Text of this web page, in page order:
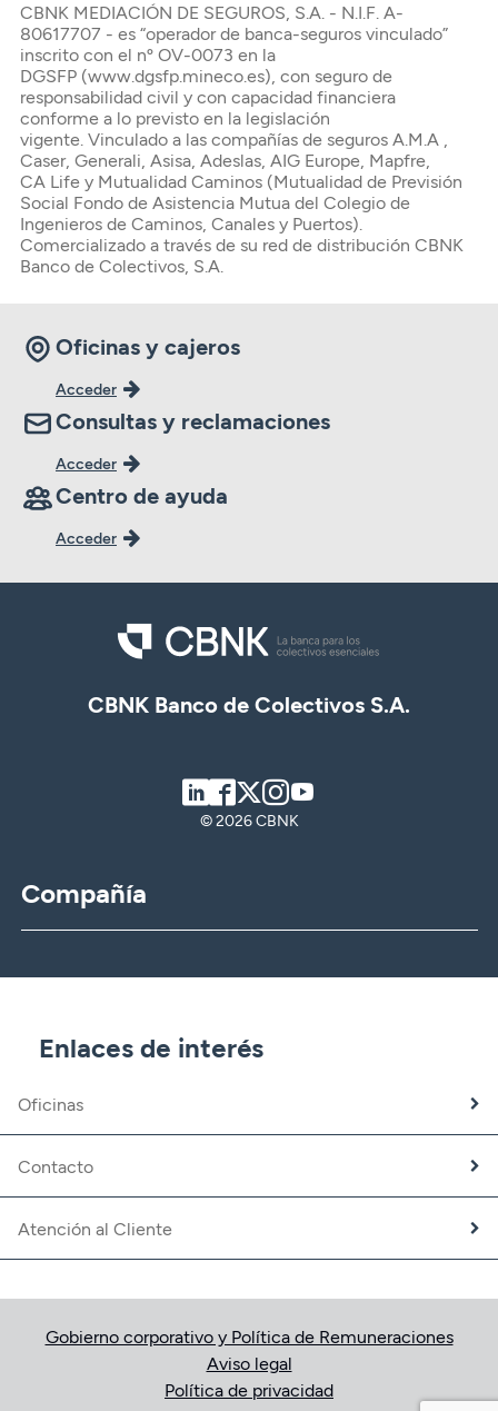
CBNK MEDIACIÓN DE SEGUROS, S.A. - N.I.F. A-
80617707 - es “operador de banca-seguros vinculado”
inscrito con el nº OV-0073 en la
DGSFP (www.dgsfp.mineco.es), con seguro de
responsabilidad civil y con capacidad financiera
conforme a lo previsto en la legislación
vigente. Vinculado a las compañías de seguros A.M.A ,
Caser, Generali, Asisa, Adeslas, AIG Europe, Mapfre,
CA Life y Mutualidad Caminos (Mutualidad de Previsión
Social Fondo de Asistencia Mutua del Colegio de
Ingenieros de Caminos, Canales y Puertos).​
Comercializado a través de su red de distribución CBNK
Banco de Colectivos, S.A.
Oficinas y cajeros
Acceder
Consultas y reclamaciones
Acceder
Centro de ayuda
Acceder
CBNK Banco de Colectivos S.A.
LinkedIn
Facebook
TwitterInstagram
© 2026 CBNK
Compañía
CBNK Gestión de Activos
CBNK Mediación de Seguros
Banca Partner
Trabaja con nosotros
Fundación CBNK
Enlaces de interés
Oficinas
Contacto
Atención al Cliente
Gobierno corporativo y Política de Remuneraciones
Aviso legal
Política de privacidad